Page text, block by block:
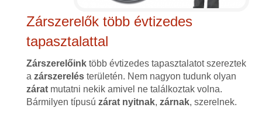
Zárszerelők több évtizedes
tapasztalattal
Zárszerelőinktöbb évtizedes tapasztalatot szereztek
a zárszerelésterületén. Nem nagyon tudunk olyan
záratmutatni nekik amivel ne találkoztak volna.
Bármilyen típusú zárat nyitnak, zárnak, szerelnek.